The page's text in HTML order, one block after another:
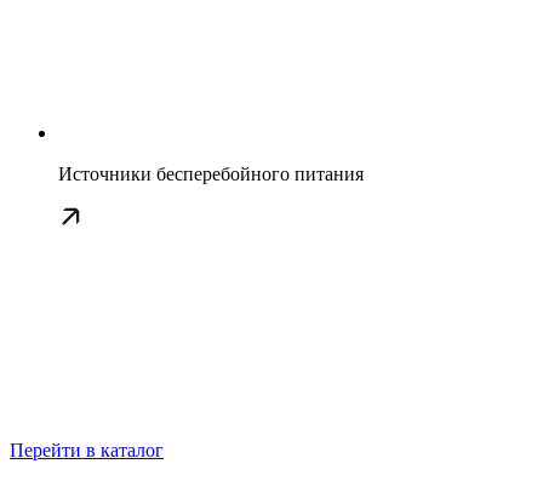
Источники бесперебойного питания
Перейти в каталог